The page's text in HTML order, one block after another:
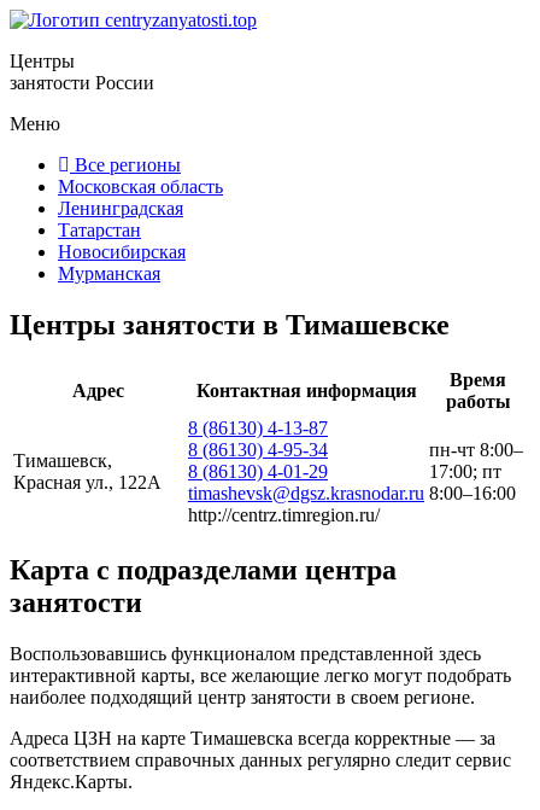
Центры
занятости России
Меню
Все регионы
Московская область
Ленинградская
Татарстан
Новосибирская
Мурманская
Центры занятости в Тимашевске
Адрес Контактная информация
Время
работы
Тимашевск,
Красная ул., 122А
8 (86130) 4-13-87
8 (86130) 4-95-34
8 (86130) 4-01-29
timashevsk@dgsz.krasnodar.ru
http://centrz.timregion.ru/
пн-чт 8:00–
17:00; пт
8:00–16:00
Карта с подразделами центра
занятости
Воспользовавшись функционалом представленной здесь
интерактивной карты, все желающие легко могут подобрать
наиболее подходящий центр занятости в своем регионе.
Адреса ЦЗН на карте Тимашевска всегда корректные — за
соответствием справочных данных регулярно следит сервис
Яндекс.Карты.